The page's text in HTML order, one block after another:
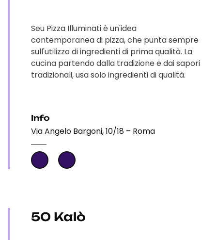
Seu Pizza Illuminati è un'idea
contemporanea di pizza, che punta sempre
sull'utilizzo di ingredienti di prima qualità. La
cucina partendo dalla tradizione e dai sapori
tradizionali, usa solo ingredienti di qualità.
Info
Via Angelo Bargoni, 10/18 – Roma
50 Kalò